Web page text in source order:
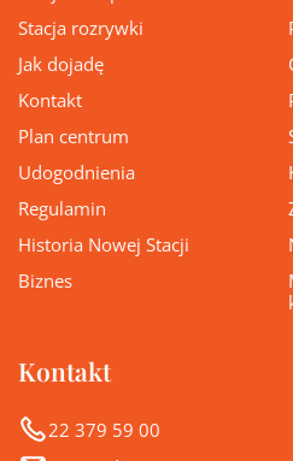
Stacja rozrywki
Jak dojadę
Kontakt
Plan centrum
Udogodnienia
Regulamin
Historia Nowej Stacji
Biznes
Kontakt
22 379 59 00